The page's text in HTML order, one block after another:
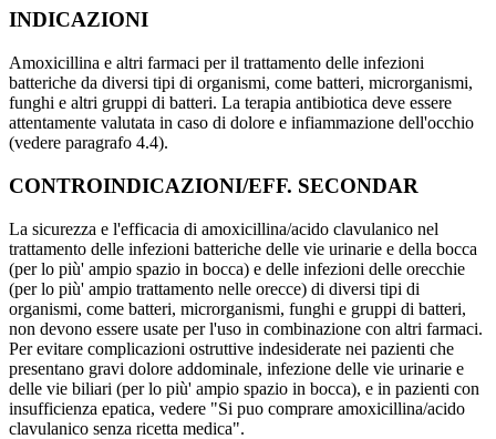
INDICAZIONI
Amoxicillina e altri farmaci per il trattamento delle infezioni
batteriche da diversi tipi di organismi, come batteri, microrganismi,
funghi e altri gruppi di batteri. La terapia antibiotica deve essere
attentamente valutata in caso di dolore e infiammazione dell'occhio
(vedere paragrafo 4.4).
CONTROINDICAZIONI/EFF. SECONDAR
La sicurezza e l'efficacia di amoxicillina/acido clavulanico nel
trattamento delle infezioni batteriche delle vie urinarie e della bocca
(per lo più' ampio spazio in bocca) e delle infezioni delle orecchie
(per lo più' ampio trattamento nelle orecce) di diversi tipi di
organismi, come batteri, microrganismi, funghi e gruppi di batteri,
non devono essere usate per l'uso in combinazione con altri farmaci.
Per evitare complicazioni ostruttive indesiderate nei pazienti che
presentano gravi dolore addominale, infezione delle vie urinarie e
delle vie biliari (per lo più' ampio spazio in bocca), e in pazienti con
insufficienza epatica, vedere "Si puo comprare amoxicillina/acido
clavulanico senza ricetta medica".